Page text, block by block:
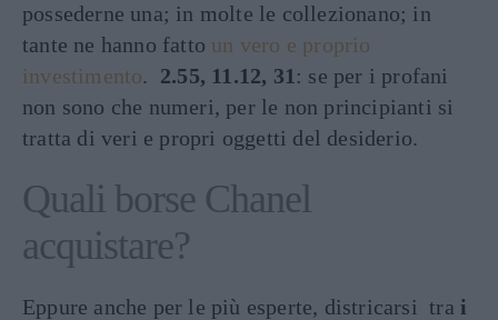
possederne una; in molte le collezionano; in
tante ne hanno fatto un vero e proprio
investimento. 2.55, 11.12, 31 : se per i profani
non sono che numeri, per le non principianti si
tratta di veri e propri oggetti del desiderio.
Quali borse Chanel
acquistare?
Eppure anche per le più esperte, districarsi tra i